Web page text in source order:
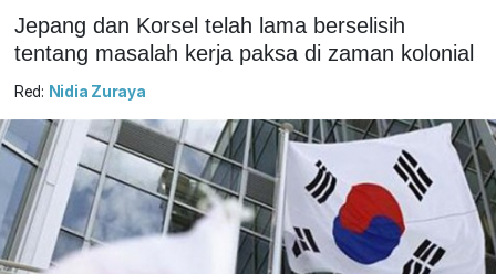
Jepang dan Korsel telah lama berselisih
tentang masalah kerja paksa di zaman kolonial
Red: Nidia Zuraya